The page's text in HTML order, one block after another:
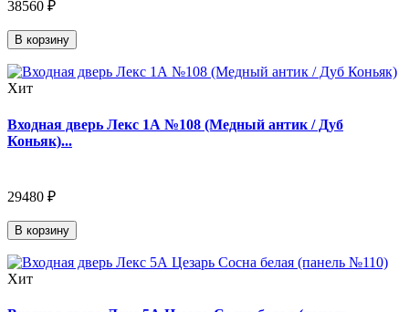
38560 ₽
В корзину
Хит
Входная дверь Лекс 1А №108 (Медный антик / Дуб
Коньяк)...
29480 ₽
В корзину
Хит